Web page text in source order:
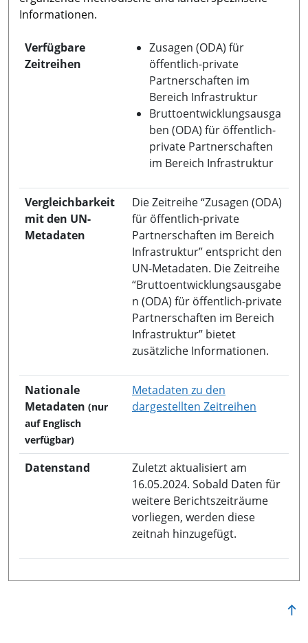
Informationen.
Verfügbare
Zeitreihen
Zusagen (ODA) für
öffentlich-private
Partnerschaften im
Bereich Infrastruktur
Bruttoentwicklungsausga
ben (ODA) für öffentlich-
private Partnerschaften
im Bereich Infrastruktur
Vergleichbarkeit
mit den UN-
Metadaten
Die Zeitreihe “Zusagen (ODA)
für öffentlich-private
Partnerschaften im Bereich
Infrastruktur” entspricht den
UN-Metadaten. Die Zeitreihe
“Bruttoentwicklungsausgabe
n (ODA) für öffentlich-private
Partnerschaften im Bereich
Infrastruktur” bietet
zusätzliche Informationen.
Nationale
Metadaten (nur
auf Englisch
verfügbar)
Metadaten zu den
dargestellten Zeitreihen
Datenstand
Zuletzt aktualisiert am
16.05.2024. Sobald Daten für
weitere Berichtszeiträume
vorliegen, werden diese
zeitnah hinzugefügt.